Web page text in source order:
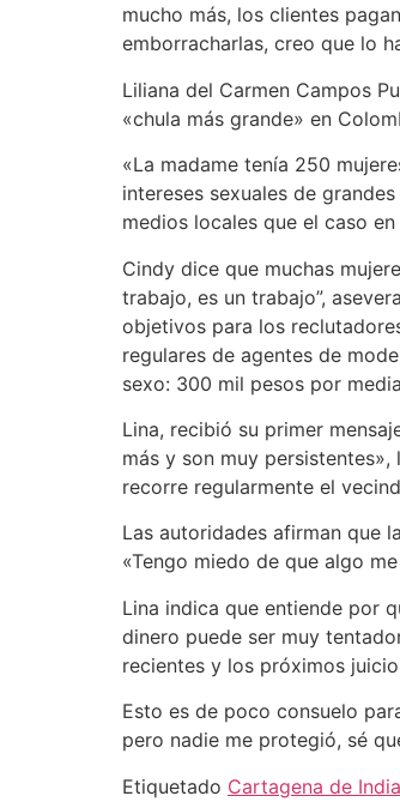
mucho más, los clientes
emborracharlas, creo que lo
Liliana del Carmen Campos
«chula más grande» en
«La madame tenía 250
intereses sexuales de
medios locales que el caso
Cindy dice que muchas
trabajo, es un trabajo”,
objetivos para los
regulares de agentes de
sexo: 300 mil pesos por
Lina, recibió su primer
más y son muy
recorre regularmente el
Las autoridades afirman que
«Tengo miedo de que algo
Lina indica que entiende por
dinero puede ser muy
recientes y los próximos
Esto es de poco consuelo
pero nadie me protegió, sé
Etiquetado Cartagena de